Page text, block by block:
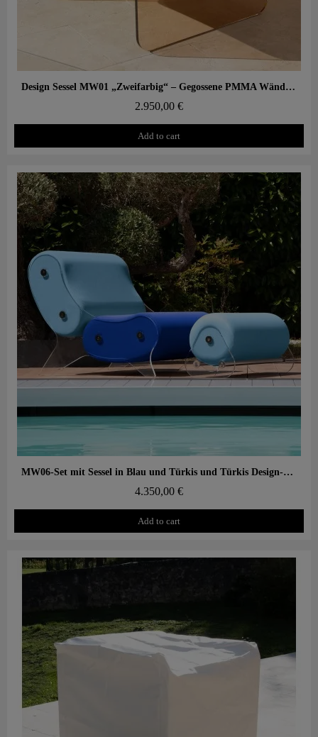
Aperçu rapide Design Sessel MW01 „Zweifarbig“ – Gegossene PMMA Wände, Sitz aus Schaumstoff mit Alveolen
2.950,00 €
Add to cart
Aperçu rapide MW06-Set mit Sessel in Blau und Türkis und Türkis Design-Hocker – gegossene PMMA-Wände, Alveolarschaum-Sitz
4.350,00 €
Add to cart